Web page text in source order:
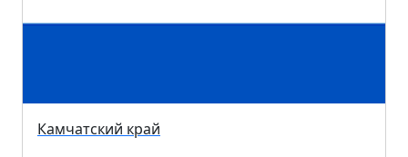
Камчатский край